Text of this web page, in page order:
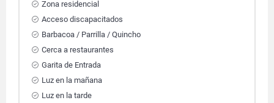
Zona residencial
Acceso discapacitados
Barbacoa / Parrilla / Quincho
Cerca a restaurantes
Garita de Entrada
Luz en la mañana
Luz en la tarde